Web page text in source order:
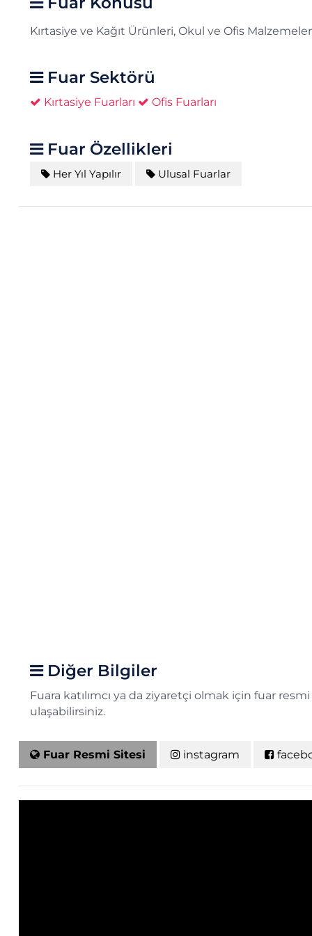
Kırtasiye ve Kağıt Ürünleri, Okul ve Ofis
Fuar Sektörü
Kırtasiye Fuarları Ofis Fuarları
Fuar Özellikleri
Her Yıl Yapılır Ulusal Fuarlar
Diğer Bilgiler
Fuara katılımcı ya da ziyaretçi olmak için fuar
ulaşabilirsiniz.
Fuar Resmi Sitesi instagram